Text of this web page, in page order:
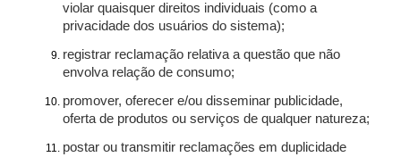
violar quaisquer direitos individuais (como a
privacidade dos usuários do sistema);
registrar reclamação relativa a questão que não
envolva relação de consumo;
promover, oferecer e/ou disseminar publicidade,
oferta de produtos ou serviços de qualquer natureza;
postar ou transmitir reclamações em duplicidade